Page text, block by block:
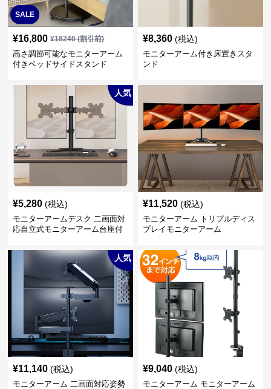
SALE
¥16,800 ¥18240(割引前)
高さ調節可能なモニターアーム
付きベッドサイドスタンド
¥8,360 (税込)
モニターアーム付き床置きスタ
ンド
人気
¥5,280 (税込)
モニターアームデスク 二画面対
応自立式モニターアーム台座付
¥11,520 (税込)
モニターアーム トリプルディス
プレイモニターアーム
人気
¥11,140 (税込)
モニターアーム 二画面対応姿勢
¥9,040 (税込)
モニターアーム モニターアーム